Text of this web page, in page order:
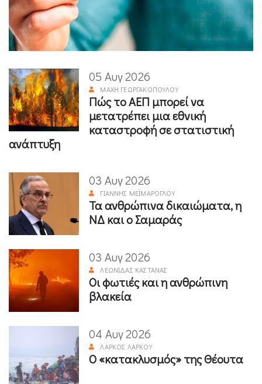
05 Αυγ 2026
ΜΆΧΗ ΓΕΩΡΓΑΚΟΠΟΎΛΟΥ
Πώς το ΑΕΠ μπορεί να
μετατρέπει μια εθνική
καταστροφή σε στατιστική
ανάπτυξη
03 Αυγ 2026
ΓΙΆΝΝΗΣ ΜΕΪΜΆΡΟΓΛΟΥ
Τα ανθρώπινα δικαιώματα, η
ΝΔ και ο Σαμαράς
03 Αυγ 2026
ΛΕΩΝΊΔΑΣ ΚΑΣΤΑΝΆΣ
Οι φωτιές και η ανθρώπινη
βλακεία
04 Αυγ 2026
ΛΆΡΚΟΣ ΛΆΡΚΟΥ
Ο «κατακλυσμός» της Θέουτα